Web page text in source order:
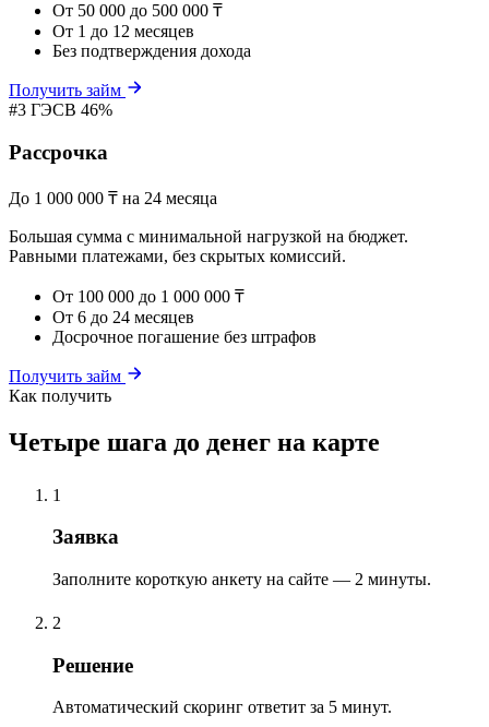
От 50 000 до 500 000 ₸
От 1 до 12 месяцев
Без подтверждения дохода
Получить займ
#3 ГЭСВ 46%
Рассрочка
До 1 000 000 ₸ на 24 месяца
Большая сумма с минимальной нагрузкой на бюджет.
Равными платежами, без скрытых комиссий.
От 100 000 до 1 000 000 ₸
От 6 до 24 месяцев
Досрочное погашение без штрафов
Получить займ
Как получить
Четыре шага до денег на карте
1
Заявка
Заполните короткую анкету на сайте — 2 минуты.
2
Решение
Автоматический скоринг ответит за 5 минут.